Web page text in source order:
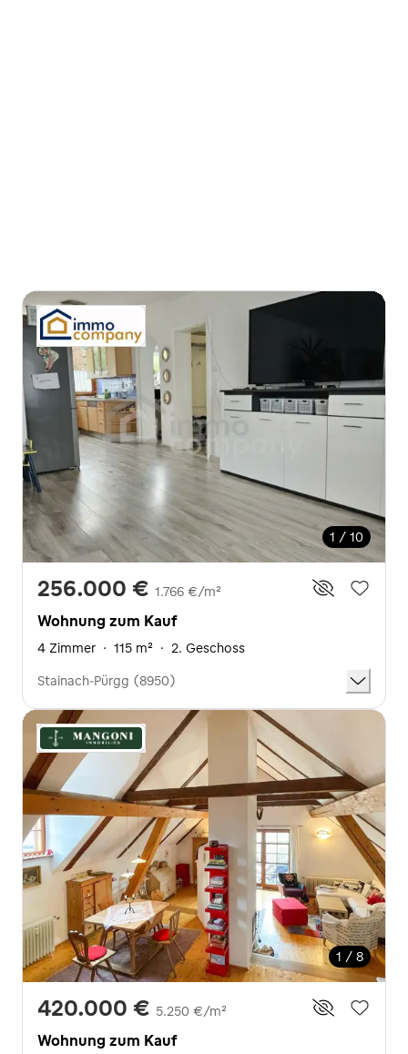
1 / 10
256.000 € 1.766 €/m²
Wohnung zum Kauf
4 Zimmer · 115 m² · 2. Geschoss
Stainach-Pürgg (8950)
1 / 8
420.000 € 5.250 €/m²
Wohnung zum Kauf